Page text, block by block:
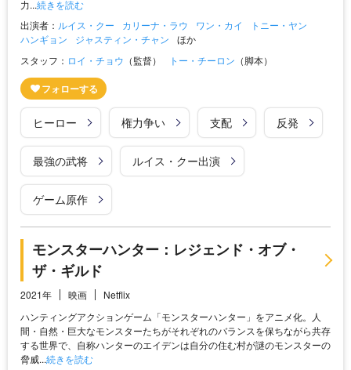
力...続きを読む
出演者： ルイス・クー カリーナ・ラウ ワン・カイ
トニー・ヤン
ハンギョン
ジャスティン・チャン
ほか
スタッフ： ロイ・チョウ （監督） トー・チーロン （脚本）
ヒーロー 権力争い 支配 反発
最強の武将 ルイス・クー出演
ゲーム原作
モンスターハンター：レジェンド・オブ・
ザ・ギルド
2021年 映画
Netflix
ハンティングアクションゲーム「モンスターハンター」をアニメ化。人
間・自然・巨大なモンスターたちがそれぞれのバランスを保ちながら共存
する世界で、自称ハンターのエイデンは自分の住む村が謎のモンスターの
脅威...続きを読む